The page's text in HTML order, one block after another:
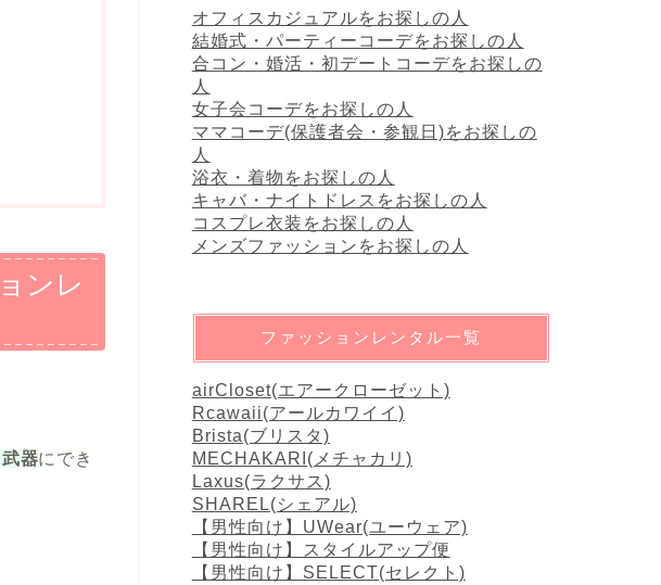
ンレ
武器にでき
オフィスカジュアルをお探しの人
結婚式・パーティーコーデをお探しの人
合コン・婚活・初デートコーデをお探しの
人
女子会コーデをお探しの人
ママコーデ(保護者会・参観日)をお探しの
人
浴衣・着物をお探しの人
キャバ・ナイトドレスをお探しの人
コスプレ衣装をお探しの人
メンズファッションをお探しの人
ファッションレンタル一覧
airCloset(エアークローゼット)
Rcawaii(アールカワイイ)
Brista(ブリスタ)
MECHAKARI(メチャカリ)
Laxus(ラクサス)
SHAREL(シェアル)
【男性向け】UWear(ユーウェア)
【男性向け】スタイルアップ便
【男性向け】SELECT(セレクト)